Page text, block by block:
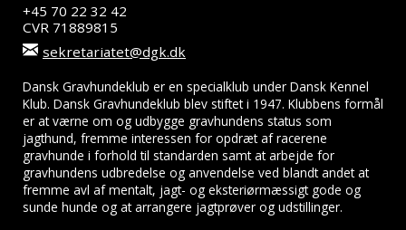
+45 70 22 32 42
CVR 71889815
sekretariatet@dgk.dk
Dansk Gravhundeklub er en specialklub under Dansk Kennel
Klub. Dansk Gravhundeklub blev stiftet i 1947. Klubbens formål
er at værne om og udbygge gravhundens status som
jagthund, fremme interessen for opdræt af racerene
gravhunde i forhold til standarden samt at arbejde for
gravhundens udbredelse og anvendelse ved blandt andet at
fremme avl af mentalt, jagt- og eksteriørmæssigt gode og
sunde hunde og at arrangere jagtprøver og udstillinger.